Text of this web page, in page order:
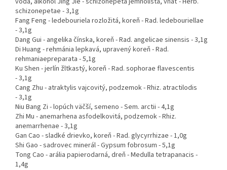
schizonepetae - 3,1g
Fang Feng - ledebouriela rozložitá, koreň - Rad. ledebouriellae
- 3,1g
Dang Gui - angelika čínska, koreň - Rad. angelicae sinensis - 3,1g
Di Huang - rehmánia lepkavá, upravený koreň - Rad.
rehmaniaepreparata - 5,1g
Ku Shen - jerlín žltkastý, koreň - Rad. sophorae flavescentis
- 3,1g
Cang Zhu - atraktylis vajcovitý, podzemok - Rhiz. atractilodis
- 3,1g
Niu Bang Zi - lopúch väčší, semeno - Sem. arctii - 4,1g
Zhi Mu - anemarhena asfodelkovitá, podzemok - Rhiz.
anemarrhenae - 3,1g
Gan Cao - sladké drievko, koreň - Rad. glycyrrhizae - 1,0g
Shi Gao - sadrovec minerál - Gypsum fobrosum - 5,1g
Tong Cao - arália papierodarná, dreň - Medulla tetrapanacis -
1,4g